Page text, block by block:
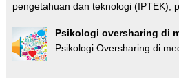
pengetahuan dan teknologi (IPTEK),
Psikologi oversharing di
Psikologi Oversharing di